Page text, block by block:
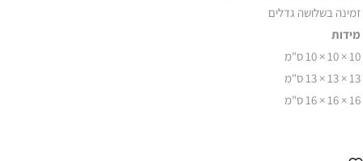
זמינה בשלושה גדלים
מידות
10 × 10 × 10 ס"מ
13 × 13 × 13 ס"מ
16 × 16 × 16 ס"מ